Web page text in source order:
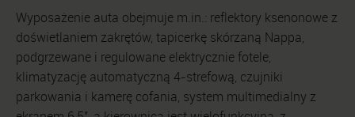
Wyposażenie auta obejmuje m.in.: reflektory ksenonowe z
doświetlaniem zakrętów, tapicerkę skórzaną Nappa,
podgrzewane i regulowane elektrycznie fotele,
klimatyzację automatyczną 4-strefową, czujniki
parkowania i kamerę cofania, system multimedialny z